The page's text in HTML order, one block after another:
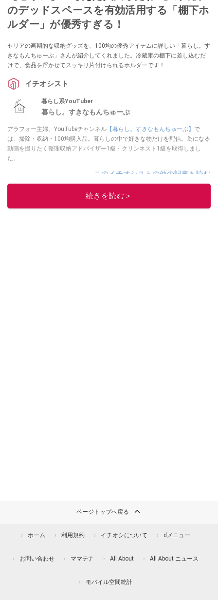
のデッドスペースを有効活用する「棚下ホ
ルダー」が優秀すぎる！
セリアの画期的な収納グッズを、100均の優秀アイテムに詳しい「暮らし。す
きなもんちゅーぶ」さんが紹介してくれました。冷蔵庫の棚下に差し込むだ
けで、食品を浮かせてスッキリ片付けられるホルダーです！
イチオシスト
暮らし系YouTuber
暮らし。すきなもんちゅーぶ
アラフォー主婦。YouTubeチャンネル 【暮らし。すきなもんちゅーぶ】 で
は、掃除・収納・100均購入品。暮らしの中で好きな物だけを配信。為になる
動画を撮りたく整理収納アドバイザー1級・クリンネスト1級を取得しまし
た。
このイチオシストの他の記事を読む
続きを読む＞
ページトップへ戻る
ホーム 利用規約 イチオシについて dメニュー
お問い合わせ ママテナ All About All About ニュース
モバイル空間統計